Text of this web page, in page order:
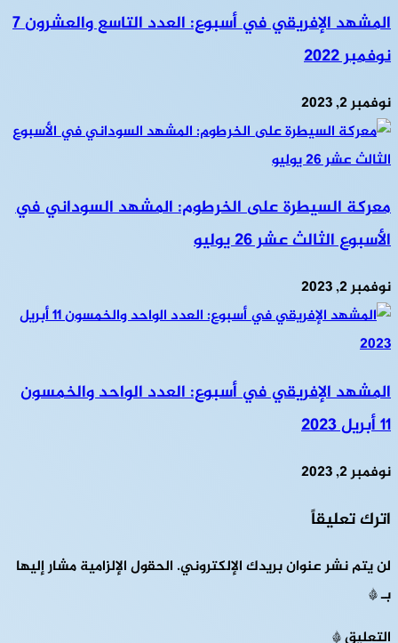
المشهد الإفريقي في أسبوع: العدد التاسع والعشرون 7
نوفمبر 2022
نوفمبر 2, 2023
معركة السيطرة على الخرطوم: المشهد السوداني في
الأسبوع الثالث عشر 26 يوليو
نوفمبر 2, 2023
المشهد الإفريقي في أسبوع: العدد الواحد والخمسون
11 أبريل 2023
نوفمبر 2, 2023
اترك تعليقاً
لن يتم نشر عنوان بريدك الإلكتروني. الحقول الإلزامية مشار إليها
بـ*
التعليق*